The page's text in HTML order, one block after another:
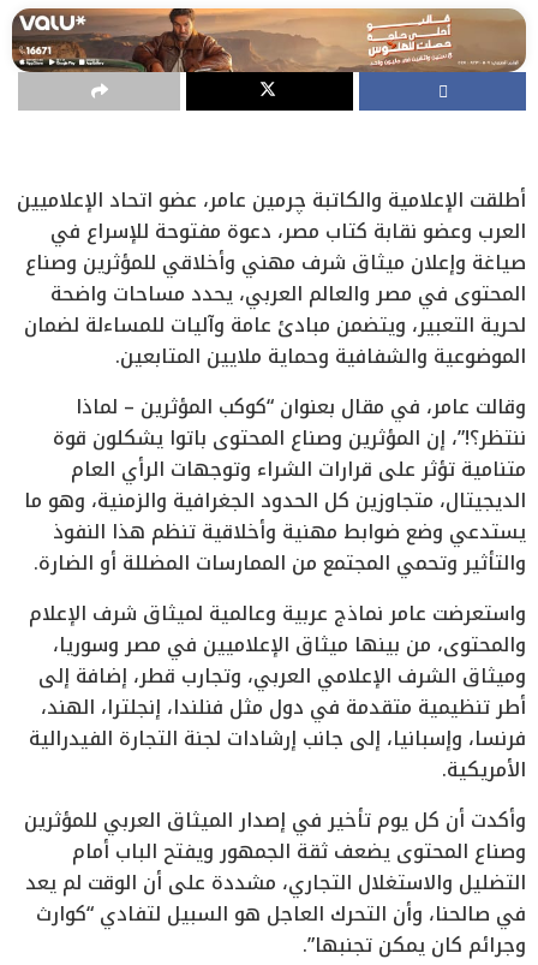
أطلقت الإعلامية والكاتبة چرمين عامر، عضو اتحاد الإعلاميين
العرب وعضو نقابة كتاب مصر، دعوة مفتوحة للإسراع في
صياغة وإعلان ميثاق شرف مهني وأخلاقي للمؤثرين وصناع
المحتوى في مصر والعالم العربي، يحدد مساحات واضحة
لحرية التعبير، ويتضمن مبادئ عامة وآليات للمساءلة لضمان
الموضوعية والشفافية وحماية ملايين المتابعين.
وقالت عامر، في مقال بعنوان “كوكب المؤثرين – لماذا
ننتظر؟!”، إن المؤثرين وصناع المحتوى باتوا يشكلون قوة
متنامية تؤثر على قرارات الشراء وتوجهات الرأي العام
الديجيتال، متجاوزين كل الحدود الجغرافية والزمنية، وهو ما
يستدعي وضع ضوابط مهنية وأخلاقية تنظم هذا النفوذ
والتأثير وتحمي المجتمع من الممارسات المضللة أو الضارة.
واستعرضت عامر نماذج عربية وعالمية لميثاق شرف الإعلام
والمحتوى، من بينها ميثاق الإعلاميين في مصر وسوريا،
وميثاق الشرف الإعلامي العربي، وتجارب قطر، إضافة إلى
أطر تنظيمية متقدمة في دول مثل فنلندا، إنجلترا، الهند،
فرنسا، وإسبانيا، إلى جانب إرشادات لجنة التجارة الفيدرالية
الأمريكية.
وأكدت أن كل يوم تأخير في إصدار الميثاق العربي للمؤثرين
وصناع المحتوى يضعف ثقة الجمهور ويفتح الباب أمام
التضليل والاستغلال التجاري، مشددة على أن الوقت لم يعد
في صالحنا، وأن التحرك العاجل هو السبيل لتفادي “كوارث
وجرائم كان يمكن تجنبها”.